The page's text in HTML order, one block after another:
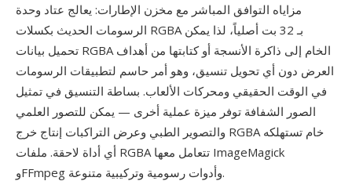
مزاياه التوافق المباشر مع مخزن الإطارات: يعالج عتاد وحدة
الرسومات الحديث بكسلات RGBA بـ 32 بت أصلياً، لذا يمكن
تحميل بيانات RGBA الخام إلى ذاكرة الأنسجة أو كتابتها من أهداف
العرض دون أي تحويل تنسيق، وهو أمر حاسم لتطبيقات الرسومات
في الوقت الحقيقي ومحركات الألعاب. بساطة التنسيق في تمثيل
الصور الشفافة توفر ميزة عملية أخرى — يمكن للتصور العلمي
والتصوير الطبي وعرض التراكبات إنتاج خرج RGBA خام تستهلكه
أي أداة لاحقة. ملفات RGBA تتعامل معها ImageMagick
وFFmpeg وأدوات رسومية وتركيبية متنوعة.